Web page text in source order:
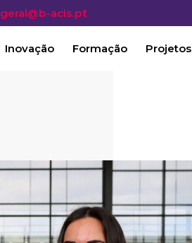
geral@b-acis.pt
Inovação Formação Projetos